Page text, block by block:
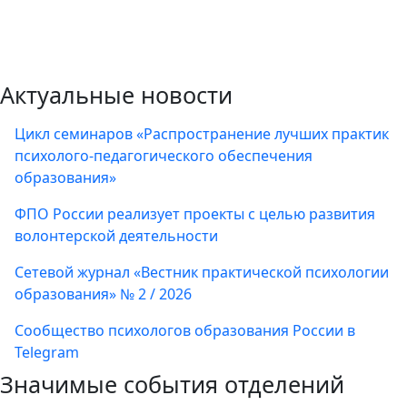
Актуальные новости
Цикл семинаров «Распространение лучших практик
психолого-педагогического обеспечения
образования»
ФПО России реализует проекты с целью развития
волонтерской деятельности
Сетевой журнал «Вестник практической психологии
образования» № 2 / 2026
Сообщество психологов образования России в
Telegram
Значимые события отделений